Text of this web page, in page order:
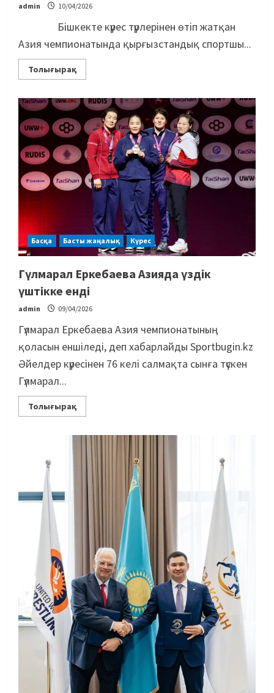
admin 10/04/2026
Бішкекте күрес түрлерінен өтіп жатқан
Азия чемпионатында қырғызстандық спортшы...
Толығырақ
Басқа Басты жаңалық Күрес
Гүлмарал Еркебаева Азияда үздік
үштікке енді
admin 09/04/2026
Гүлмарал Еркебаева Азия чемпионатының
қоласын еншіледі, деп хабарлайды Sportbugin.kz
Әйелдер күресінен 76 келі салмақта сынға түскен
Гүлмарал...
Толығырақ